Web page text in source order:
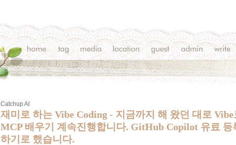
Catchup AI
재미로 하는 Vibe Coding - 지금까지 해 왔던 대로 Vibe
MCP 배우기 계속진행합니다. GitHub Copilot 유료 등
하기로 했습니다.